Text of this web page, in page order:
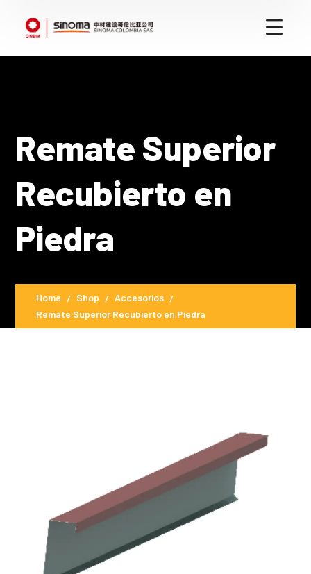
Remate Superior
Recubierto en
Piedra
Home Shop
Accesorios
Remate Superior Recubierto en Piedra